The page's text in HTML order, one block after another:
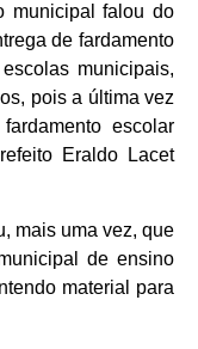
municipal falou do
de fardamento
municipais,
pois a última vez
escolar
Eraldo Lacet
mais uma vez, que
de ensino
material para